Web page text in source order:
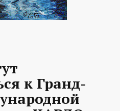
к Гранд-